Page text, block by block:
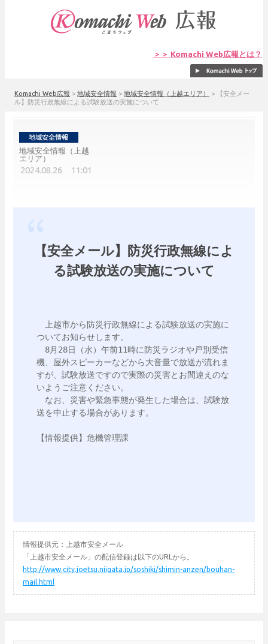
＞＞ Komachi Web広報とは？
Komachi Web広報 > 地域安全情報 > 地域安全情報（上越エリア） >
【安全メー
ル】防災行政無線による試験放送の実施について
地域安全情報（上越
エリア）
2024.08.26 11:01
【安全メール】防災行政無線によ
る試験放送の実施について
上越市から防災行政無線による試験放送の実施に
ついてお知らせします。
8月28日（水）午前11時に防災ラジオや戸別受信
機、屋外スピーカーなどから大音量で放送が流れま
すが、試験放送ですので実際の災害とお間違えのな
いようご注意ください。
なお、災害や緊急事態が発生した場合は、試験放
送を中止する場合があります。
【情報提供】危機管理課
情報提供元：上越市安全メール
「上越市安全メール」の配信登録は以下のURLから。
http://www.city.joetsu.niigata.jp/soshiki/shimin-anzen/bouhan-
mail.html